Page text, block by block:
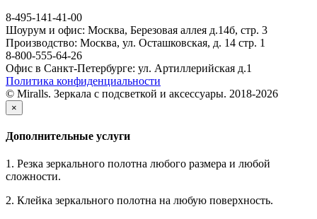
8-495-141-41-00
Шоурум и офис: Москва, Березовая аллея д.14б, стр. 3
Производство: Москва, ул. Осташковская, д. 14 стр. 1
8-800-555-64-26
Офис в Санкт-Петербурге: ул. Артиллерийская д.1
Политика конфиденциальности
© Miralls. Зеркала с подсветкой и аксессуары. 2018-2026
×
Дополнительные услуги
1. Резка зеркального полотна любого размера и любой
сложности.
2. Клейка зеркального полотна на любую поверхность.